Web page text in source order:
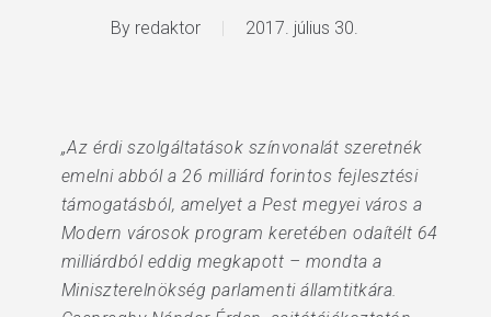
By redaktor 2017. július 30.
„Az érdi szolgáltatások színvonalát szeretnék
emelni abból a 26 milliárd forintos fejlesztési
támogatásból, amelyet a Pest megyei város a
Modern városok program keretében odaítélt 64
milliárdból eddig megkapott – mondta a
Miniszterelnökség parlamenti államtitkára.